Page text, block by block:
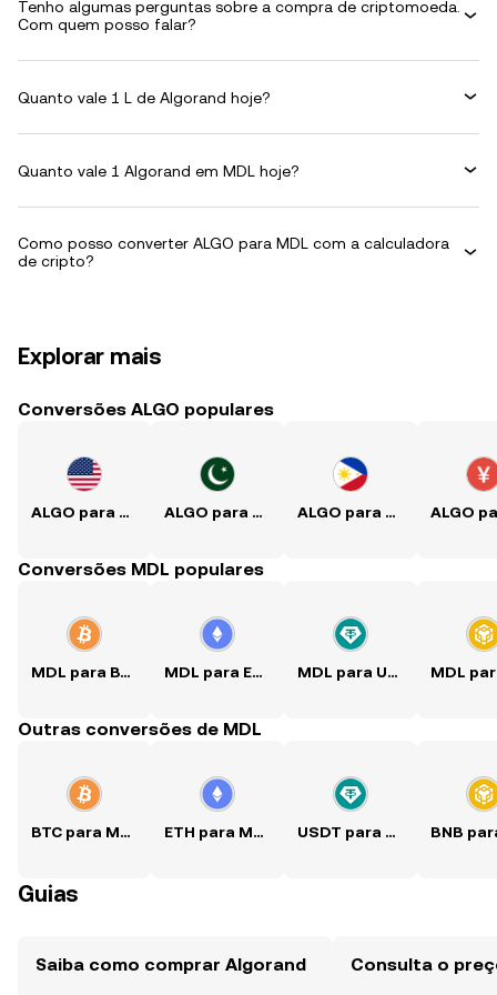
Tenho algumas perguntas sobre a compra de criptomoeda.
Com quem posso falar?
Quanto vale 1 L de Algorand hoje?
Quanto vale 1 Algorand em MDL hoje?
Como posso converter ALGO para MDL com a calculadora
de cripto?
Explorar mais
Conversões ALGO populares
ALGO para USD ALGO para PKR ALGO para PHP
Conversões MDL populares
MDL para BTC MDL para ETH MDL para USDT
Outras conversões de MDL
BTC para MDL ETH para MDL USDT para MDL
Guias
Saiba como comprar Algorand Consulta o